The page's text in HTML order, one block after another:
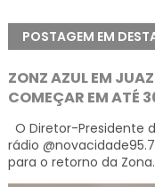
POSTAGEM EM
ZONZ AZUL EM
COMEÇAR EM ATÉ
O Diretor-Presidente
rádio
para o retorno da